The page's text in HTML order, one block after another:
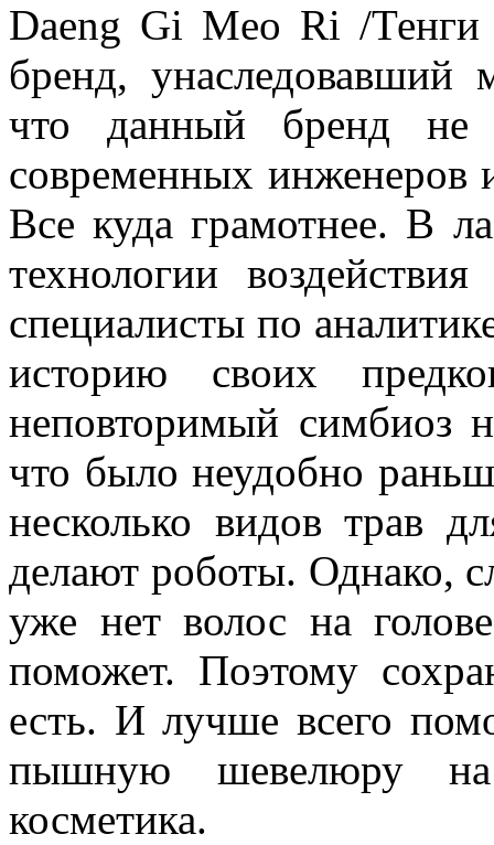
Daeng Gi Meo Ri /
бренд, унаследовавший
что данный бренд не
современных инженеров
Все куда грамотнее. В
технологии
специалисты по
историю своих
неповторимый симбиоз
что было неудобно
несколько видов трав
делают роботы. Однако,
уже нет волос на
поможет. Поэтому
есть. И лучше всего
пышную шевелюру на
косметика.